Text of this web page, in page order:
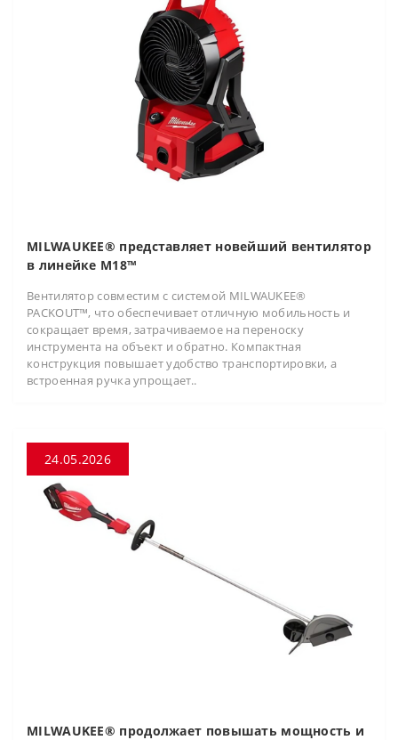
MILWAUKEE® представляет новейший вентилятор
в линейке M18™
Вентилятор совместим с системой MILWAUKEE®
PACKOUT™, что обеспечивает отличную мобильность и
сокращает время, затрачиваемое на переноску
инструмента на объект и обратно. Компактная
конструкция повышает удобство транспортировки, а
встроенная ручка упрощает..
24.05.2026
MILWAUKEE® продолжает повышать мощность и